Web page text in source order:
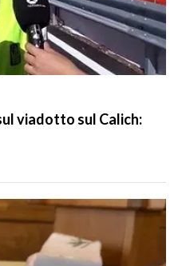
viadotto sul Calich: